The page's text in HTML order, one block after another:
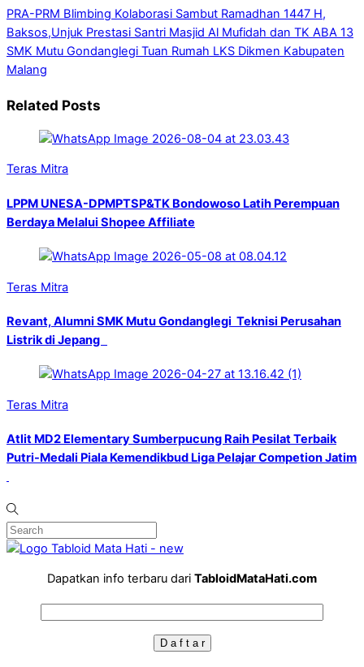
PRA-PRM Blimbing Kolaborasi Sambut Ramadhan 1447 H,
Baksos,Unjuk Prestasi Santri Masjid Al Mufidah dan TK ABA 13
SMK Mutu Gondanglegi Tuan Rumah LKS Dikmen Kabupaten
Malang
Related Posts
Teras Mitra
LPPM UNESA-DPMPTSP&TK Bondowoso Latih Perempuan
Berdaya Melalui Shopee Affiliate
Teras Mitra
Revant, Alumni SMK Mutu Gondanglegi Teknisi Perusahan
Listrik di Jepang
Teras Mitra
Atlit MD2 Elementary Sumberpucung Raih Pesilat Terbaik
Putri-Medali Piala Kemendikbud Liga Pelajar Competion Jatim
Dapatkan info terbaru dari TabloidMataHati.com